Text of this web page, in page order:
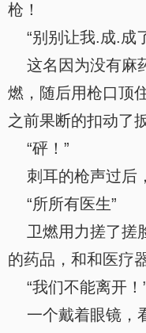
枪！
“别别让我.成.成
这名因为没有麻
燃，随后用枪口顶
之前果断的扣动了
“砰！”
刺耳的枪声过后
“所所有医生”
卫燃用力搓了搓
的药品，和和医疗
“我们不能离开！
一个戴着眼镜，